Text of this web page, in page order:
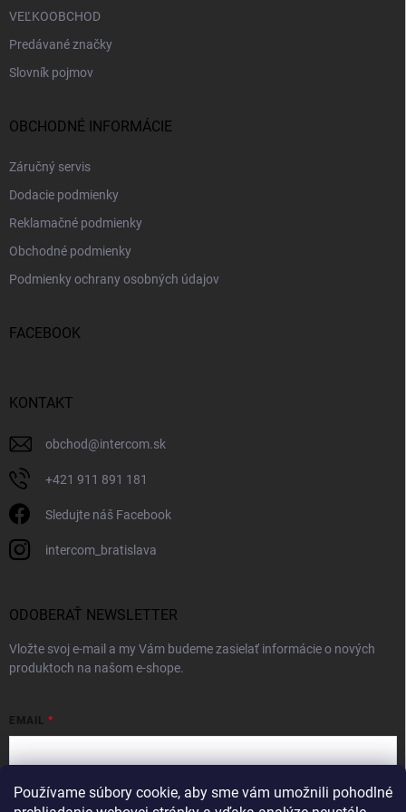
Používame súbory cookie, aby sme vám umožnili pohodlné
VEĽKOOBCHOD
Predávané značky
Slovník pojmov
OBCHODNÉ INFORMÁCIE
Záručný servis
Dodacie podmienky
Reklamačné podmienky
Obchodné podmienky
Podmienky ochrany osobných údajov
FACEBOOK
KONTAKT
obchod@intercom.sk
+421 911 891 181
Sledujte náš Facebook
intercom_bratislava
ODOBERAŤ NEWSLETTER
Vložte svoj e-mail a my Vám budeme zasielať informácie o nových
produktoch na našom e-shope.
EMAIL
Vložením e-mailu súhlasíte spodmienkami ochrany osobných údajov